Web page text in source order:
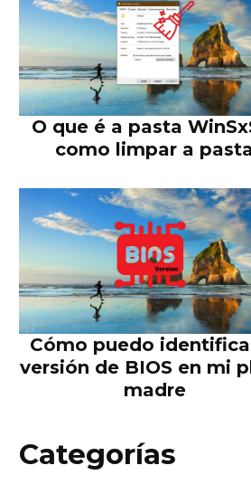
O que é a pasta
como limpar a
Cómo puedo
versión de BIOS en mi
madre
Categorías